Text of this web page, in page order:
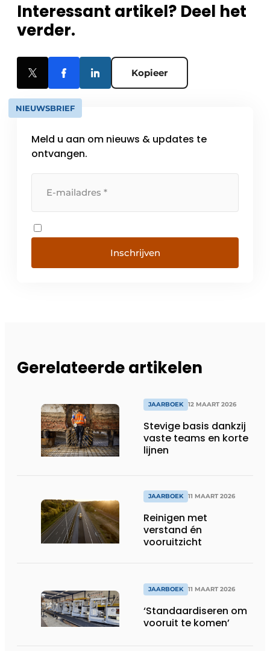
Interessant artikel? Deel het
verder.
Kopieer
NIEUWSBRIEF
Meld u aan om nieuws & updates te
ontvangen.
Inschrijven
Gerelateerde artikelen
JAARBOEK 12 MAART 2026
Stevige basis dankzij
vaste teams en korte
lijnen
JAARBOEK 11 MAART 2026
Reinigen met
verstand én
vooruitzicht
JAARBOEK 11 MAART 2026
‘Standaardiseren om
vooruit te komen’